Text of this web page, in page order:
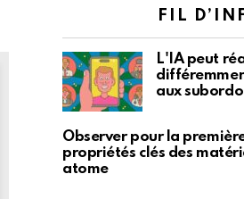
FIL
L'IA peut
aux
Observer pour la
propriétés clés des
atome